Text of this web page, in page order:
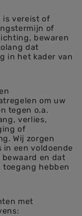
is vereist of
of
bewaren
dat
in het kader van
om uw
tegen o.a.
verlies,
of
Wij zorgen
in een voldoende
en dat
toegang hebben
met